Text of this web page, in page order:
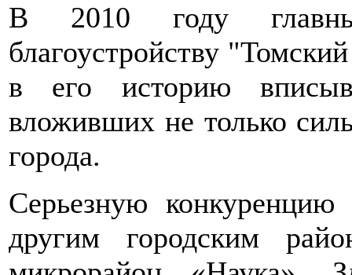
В 2010 году
благоустройству
в его историю
вложивших не только
города.
Серьезную конкуренцию
другим городским